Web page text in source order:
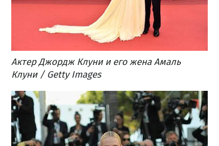
Актер Джордж Клуни и его жена Амаль
Клуни / Getty Images